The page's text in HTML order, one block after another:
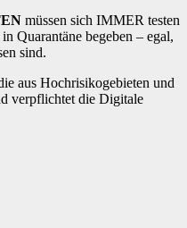
müssen sich IMMER testen
Quarantäne begeben – egal,
sind.
aus Hochrisikogebieten und
verpflichtet die Digitale